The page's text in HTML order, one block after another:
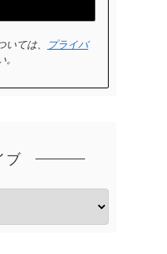
ては、
プライバ
ブ